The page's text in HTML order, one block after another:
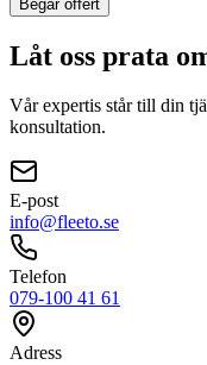
Begär offert
Låt oss prata
Vår expertis står till din
konsultation.
E-post
info@fleeto.se
Telefon
079-100 41 61
Adress